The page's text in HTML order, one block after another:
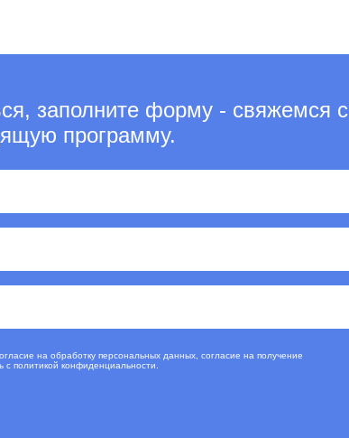
заполните форму - свяжемся с
программу.
на обработку персональных данных, согласие на получение
с политикой конфиденциальности